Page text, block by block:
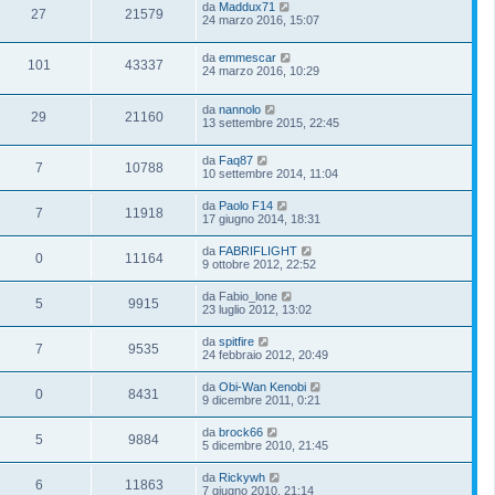
27 21579 da Maddux71
24 marzo 2016, 15:07
101 43337 da emmescar
24 marzo 2016, 10:29
29 21160 da nannolo
13 settembre 2015, 22:45
7 10788 da Faq87
10 settembre 2014, 11:04
7 11918 da Paolo F14
17 giugno 2014, 18:31
0 11164 da FABRIFLIGHT
9 ottobre 2012, 22:52
5 9915 da Fabio_lone
23 luglio 2012, 13:02
7 9535 da spitfire
24 febbraio 2012, 20:49
0 8431 da Obi-Wan Kenobi
9 dicembre 2011, 0:21
5 9884 da brock66
5 dicembre 2010, 21:45
6 11863 da Rickywh
7 giugno 2010, 21:14